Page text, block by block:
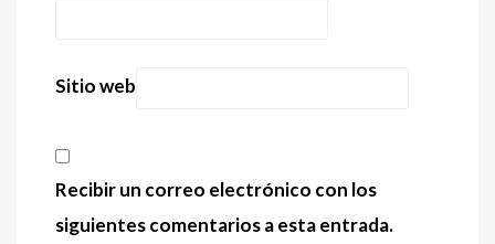
Sitio web
Recibir un correo electrónico con los
siguientes comentarios a esta entrada.